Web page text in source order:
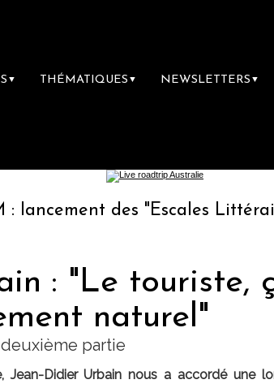
▼ THÉMATIQUES ▼ NEWSLETTERS ▼
des "Escales Littéraires", la
: "Le touriste,
naturel"
partie
Didier Urbain nous a accordé une